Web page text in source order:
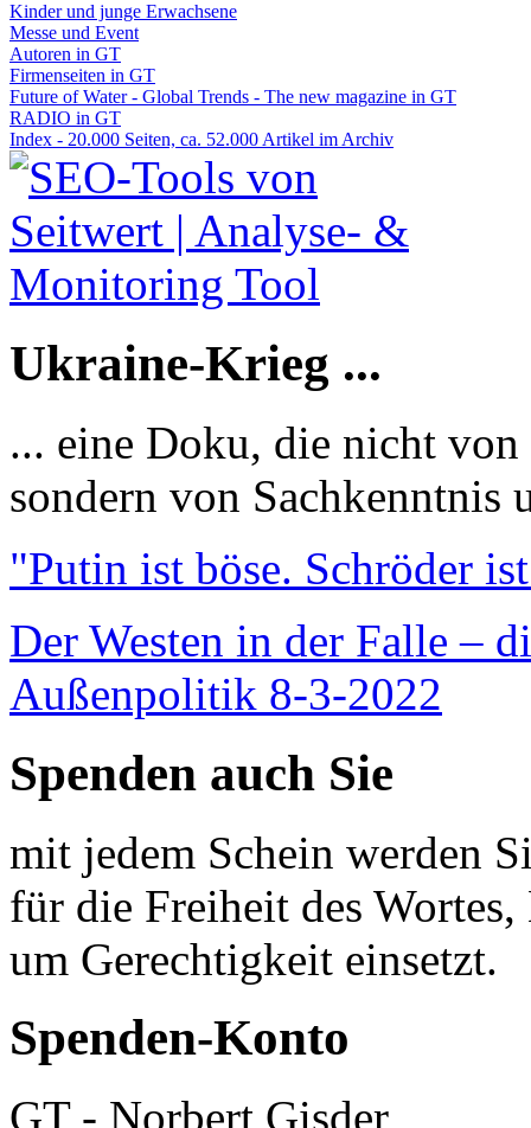
Kinder und junge Erwachsene
Messe und Event
Autoren in GT
Firmenseiten in GT
Future of Water - Global Trends - The new magazine in GT
RADIO in GT
Index - 20.000 Seiten, ca. 52.000 Artikel im Archiv
Ukraine-Krieg ...
... eine Doku, die nicht
sondern von Sachkenntnis
"Putin ist böse. Schröder
Der Westen in der Falle –
Außenpolitik 8-3-2022
Spenden auch Sie
mit jedem Schein werden
für die Freiheit des
um Gerechtigkeit einsetzt.
Spenden-Konto
GT - Norbert Gisder